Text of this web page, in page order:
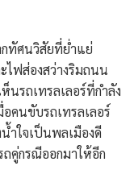
กทัศนวิสัยที่ย่ำแย่
ไฟส่องสว่างริมถนน
รถเทรลเลอร์ที่กำลัง
อคนขับรถเทรลเลอร์
ำใจเป็นพลเมืองดี
ถคู่กรณีออกมาให้อีก